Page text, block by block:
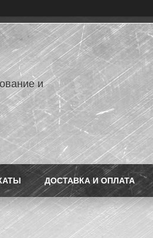
и
ДОСТАВКА И ОПЛАТА